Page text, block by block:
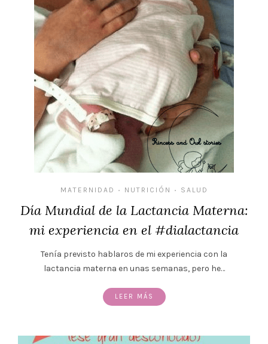
MATERNIDAD • NUTRICIÓN • SALUD
Día Mundial de la Lactancia Materna:
mi experiencia en el #dialactancia
Tenía previsto hablaros de mi experiencia con la
lactancia materna en unas semanas, pero he…
LEER MÁS